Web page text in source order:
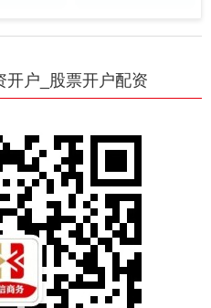
开户_股票开户配资